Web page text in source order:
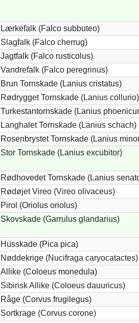
Lærkefalk (Falco subbuteo)
Slagfalk (Falco cherrug)
Jagtfalk (Falco rusticolus)
Vandrefalk (Falco peregrinus)
Brun Tornskade (Lanius cristatus)
Rødrygget Tornskade (Lanius collurio)
Turkestantornskade (Lanius
Langhalet Tornskade (Lanius schach)
Rosenbrystet Tornskade (Lanius
Stor Tornskade (Lanius excubitor)
Rødhovedet Tornskade (Lanius
Rødøjet Vireo (Vireo olivaceus)
Pirol (Oriolus oriolus)
Skovskade (Garrulus glandarius)
Husskade (Pica pica)
Nøddekrige (Nucifraga caryocatactes)
Allike (Coloeus monedula)
Sibirisk Allike (Coloeus dauuricus)
Råge (Corvus frugilegus)
Sortkrage (Corvus corone)